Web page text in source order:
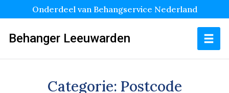
Onderdeel van Behangservice Nederland
Behanger Leeuwarden
Categorie: Postcode